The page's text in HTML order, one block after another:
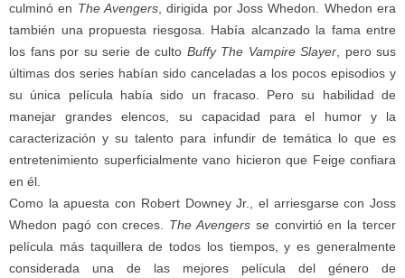
culminó en The Avengers, dirigida por Joss Whedon. Whedon era
también una propuesta riesgosa. Había alcanzado la fama entre
los fans por su serie de culto Buffy The Vampire Slayer, pero sus
últimas dos series habían sido canceladas a los pocos episodios y
su única película había sido un fracaso. Pero su habilidad de
manejar grandes elencos, su capacidad para el humor y la
caracterización y su talento para infundir de temática lo que es
entretenimiento superficialmente vano hicieron que Feige confiara
en él.
Como la apuesta con Robert Downey Jr., el arriesgarse con Joss
Whedon pagó con creces. The Avengers se convirtió en la tercer
película más taquillera de todos los tiempos, y es generalmente
considerada una de las mejores película del género de